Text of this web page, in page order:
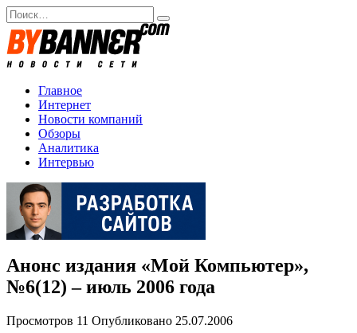
Перейти
к
содержанию
Search
for:
Главное
Интернет
Новости компаний
Обзоры
Аналитика
Интервью
Анонс издания «Мой Компьютер»,
№6(12) – июль 2006 года
Просмотров 11 Опубликовано 25.07.2006